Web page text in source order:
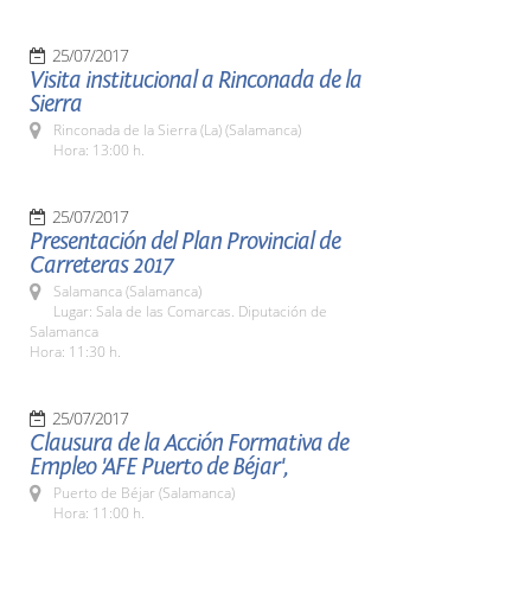
25/07/2017
Visita institucional a Rinconada de la
Sierra
Rinconada de la Sierra (La) (Salamanca)
Hora: 13:00 h.
25/07/2017
Presentación del Plan Provincial de
Carreteras 2017
Salamanca (Salamanca)
Lugar: Sala de las Comarcas. Diputación de
Salamanca
Hora: 11:30 h.
25/07/2017
Clausura de la Acción Formativa de
Empleo 'AFE Puerto de Béjar',
Puerto de Béjar (Salamanca)
Hora: 11:00 h.